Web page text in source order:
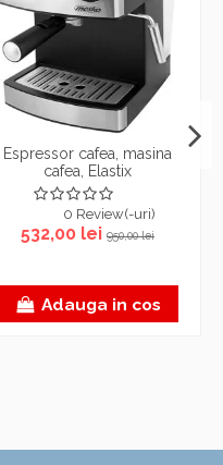
Espressor cafea, masina
cafea, Elastix
0 Review(-uri)
532,00 lei 950,00 lei
Adauga in cos